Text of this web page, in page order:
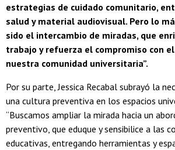
estrategias de cuidado comunitario,
salud y material audiovisual. Pero lo
sido el intercambio de miradas, que
trabajo y refuerza el compromiso con
nuestra comunidad universitaria”.
Por su parte, Jessica Recabal subrayó la
una cultura preventiva en los espacios
“Buscamos ampliar la mirada hacia un
preventivo, que eduque y sensibilice a las
educativas, entregando herramientas y